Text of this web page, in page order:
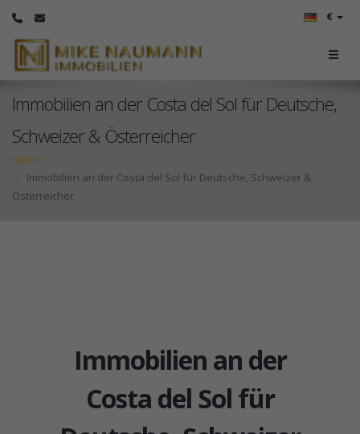
€
Immobilien an der Costa del Sol für Deutsche,
Schweizer & Österreicher
Home
Immobilien an der Costa del Sol für Deutsche, Schweizer &
Österreicher
Immobilien an der
Costa del Sol für